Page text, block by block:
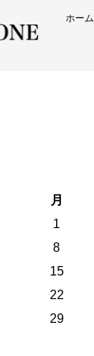
ホーム
月
1
8
15
22
29